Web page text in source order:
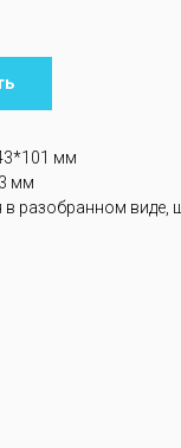
мм
мм
в разобранном виде,